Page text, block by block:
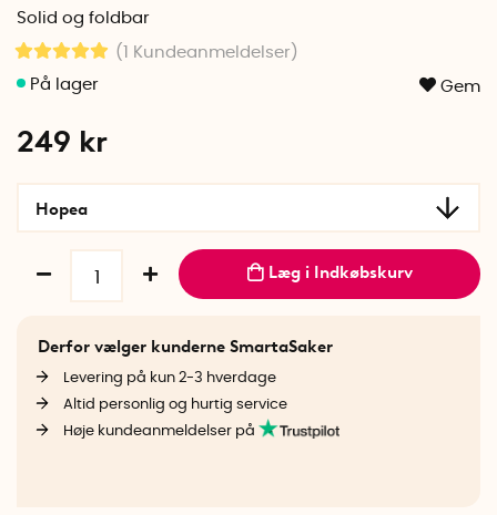
Solid og foldbar
(1 Kundeanmeldelser )
Gem
249 kr
Hopea
Læg i Indkøbskurv
Derfor vælger kunderne SmartaSaker
Levering på kun 2-3 hverdage
Altid personlig og hurtig service
Høje kundeanmeldelser på